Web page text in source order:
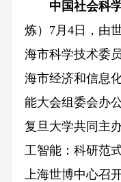
中国社会科
炼）7月4日，由
海市科学技术委
海市经济和信息
能大会组委会办
复旦大学共同主
工智能：科研范
上海世博中心召开